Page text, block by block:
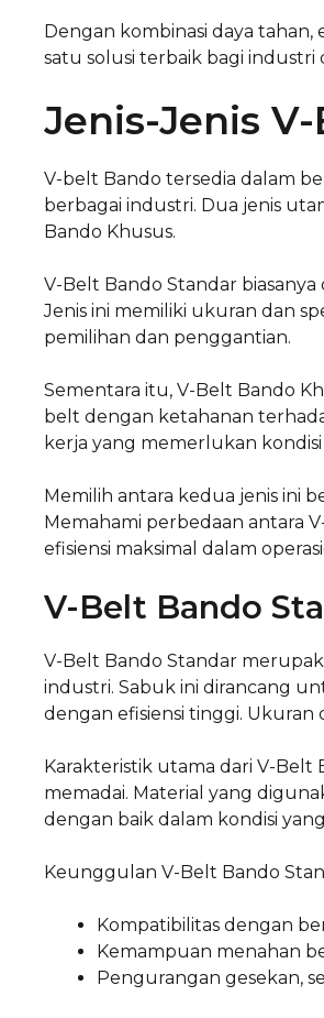
Dengan kombinasi daya tahan,
satu solusi terbaik bagi
Jenis-Jenis
V-belt Bando tersedia dalam
berbagai industri. Dua jenis
Bando Khusus.
V-Belt Bando Standar
Jenis ini memiliki ukuran dan
pemilihan dan penggantian.
Sementara itu, V-Belt Bando
belt dengan ketahanan
kerja yang memerlukan
Memilih antara kedua jenis ini
Memahami perbedaan antara
efisiensi maksimal dalam
V-Belt Bando
V-Belt Bando Standar
industri. Sabuk ini dirancang
dengan efisiensi tinggi. Ukuran
Karakteristik utama dari V-Belt
memadai. Material yang
dengan baik dalam kondisi
Keunggulan V-Belt Bando
Kompatibilitas dengan
Kemampuan menahan
Pengurangan gesekan,